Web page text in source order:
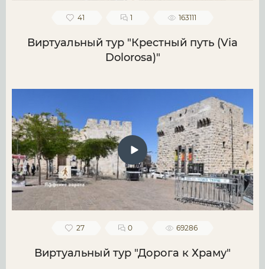
41 1 163111
Виртуальный тур "Крестный путь (Via
Dolorosa)"
27 0 69286
Виртуальный тур "Дорога к Храму"